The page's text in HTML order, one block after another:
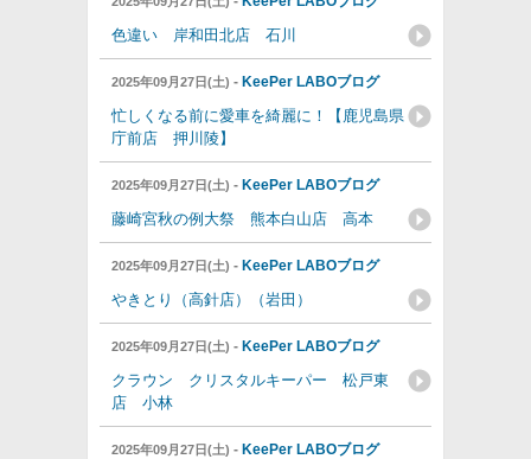
色違い 岸和田北店 石川
2025年09月27日(土) - KeePer LABOブログ
忙しくなる前に愛車を綺麗に！【鹿児島県
庁前店 押川陵】
2025年09月27日(土) - KeePer LABOブログ
藤崎宮秋の例大祭 熊本白山店 高本
2025年09月27日(土) - KeePer LABOブログ
やきとり（高針店）（岩田）
2025年09月27日(土) - KeePer LABOブログ
クラウン クリスタルキーパー 松戸東
店 小林
2025年09月27日(土) - KeePer LABOブログ